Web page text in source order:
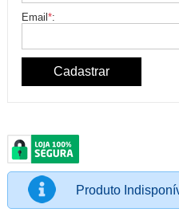
Email*:
Produto